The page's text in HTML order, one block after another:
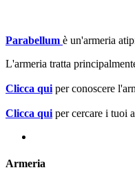
Parabellum è un'armeria
L'armeria tratta
Clicca qui per conoscere
Clicca qui per cercare i tuoi
Armeria